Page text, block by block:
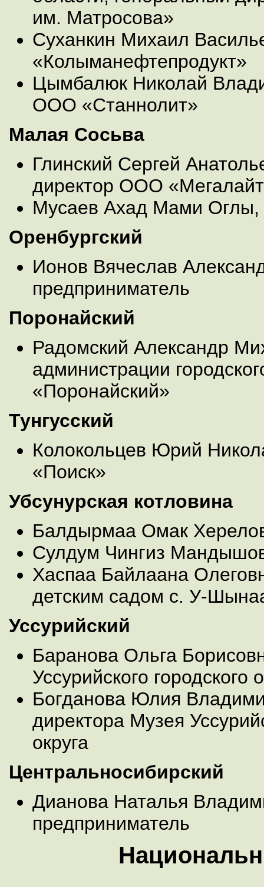
им. Матросова»
Суханкин Михаил
«Колыманефтепродукт»
Цымбалюк Николай
ООО «Станнолит»
Малая Сосьва
Глинский Сергей
директор ООО
Мусаев Ахад Мами Оглы,
Оренбургский
Ионов Вячеслав
предприниматель
Поронайский
Радомский Александр
администрации
«Поронайский»
Тунгусский
Колокольцев Юрий
«Поиск»
Убсунурская котловина
Балдырмаа Омак
Сулдум Чингиз
Хаспаа Байлаана
детским садом с. У-
Уссурийский
Баранова Ольга
Уссурийского городского
Богданова Юлия
директора Музея
округа
Центральносибирский
Дианова Наталья
предприниматель